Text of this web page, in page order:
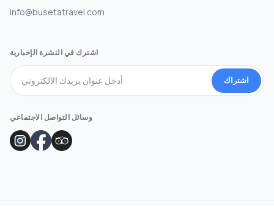
info@busetatravel.com
اشترك في النشرة الإخبارية
اشتراك
وسائل التواصل الاجتماعي